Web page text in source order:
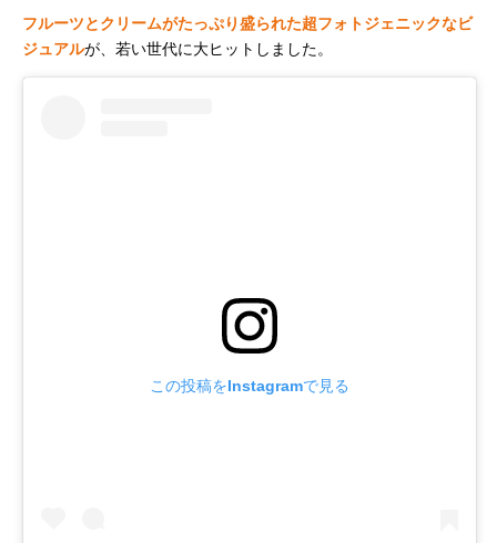
フルーツとクリームがたっぷり盛られた超フォトジェニックなビ
ジュアルが、若い世代に大ヒットしました。
この投稿をInstagramで見る